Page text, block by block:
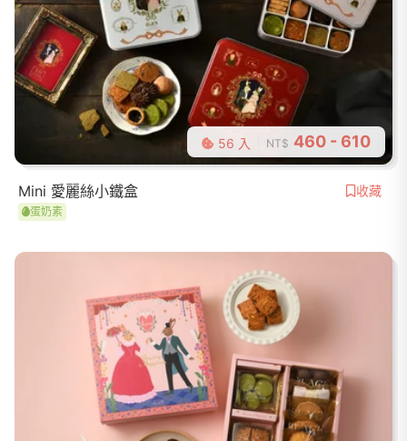
56 入 NT$ 460 - 610
Mini 愛麗絲小鐵盒 收藏
蛋奶素